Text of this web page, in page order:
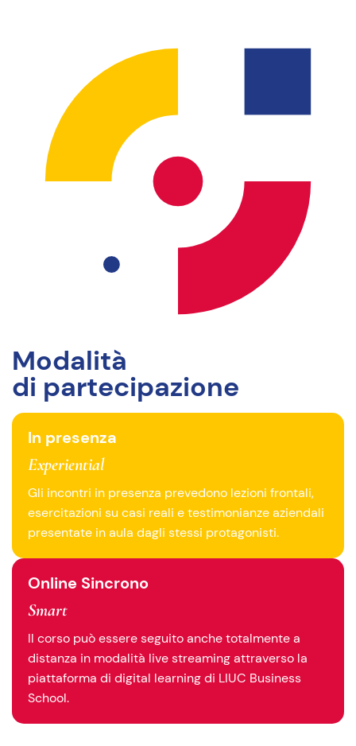
Modalità
di partecipazione
In presenza
Experiential
Gli incontri in presenza prevedono lezioni frontali,
esercitazioni su casi reali e testimonianze aziendali
presentate in aula dagli stessi protagonisti.
Online Sincrono
Smart
Il corso può essere seguito anche totalmente a
distanza in modalità live streaming attraverso la
piattaforma di digital learning di LIUC Business
School.